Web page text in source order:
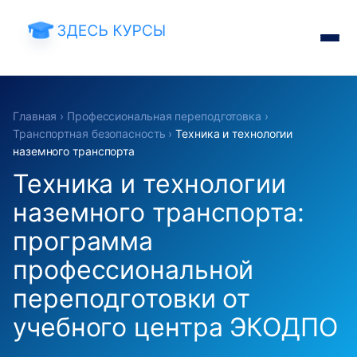
Главная › Профессиональная переподготовка ›
Транспортная безопасность ›Техника и технологии
наземного транспорта
Техника и технологии
наземного транспорта:
программа
профессиональной
переподготовки от
учебного центра ЭКОДПО